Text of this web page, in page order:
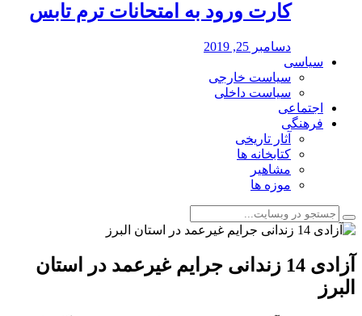
کارت ورود به امتحانات ترم تابس
دسامبر 25, 2019
سیاسی
سیاست خارجی
سیاست داخلی
اجتماعی
فرهنگی
آثار تاریخی
کتابخانه ها
مشاهیر
موزه ها
آزادی 14 زندانی جرایم غیرعمد در استان
البرز